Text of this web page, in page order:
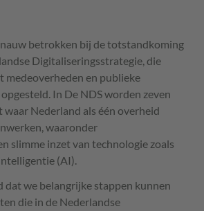
betrokken bij de totstandkoming
Digitaliseringsstrategie, die
medeoverheden en publieke
In De NDS worden zeven
Nederland als één overheid
waaronder
slimme inzet van technologie zoals
(AI).
dat we belangrijke stappen kunnen
die in de Nederlandse